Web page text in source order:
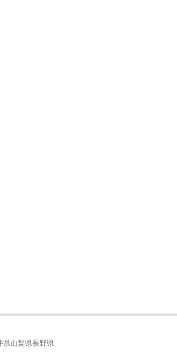
県山梨県長野県